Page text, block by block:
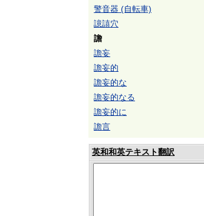
警音器 (自転車)
譩譆穴
譫
譫妄
譫妄的
譫妄的な
譫妄的なる
譫妄的に
譫言
英和和英テキスト翻訳